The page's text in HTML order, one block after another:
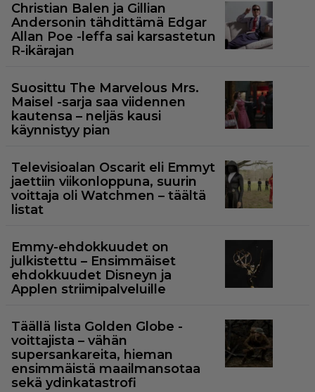
Christian Balen ja Gillian
Andersonin tähdittämä Edgar
Allan Poe -leffa sai karsastetun
R-ikärajan
Suosittu The Marvelous Mrs.
Maisel -sarja saa viidennen
kautensa – neljäs kausi
käynnistyy pian
Televisioalan Oscarit eli Emmyt
jaettiin viikonloppuna, suurin
voittaja oli Watchmen – täältä
listat
Emmy-ehdokkuudet on
julkistettu – Ensimmäiset
ehdokkuudet Disneyn ja
Applen striimipalveluille
Täällä lista Golden Globe -
voittajista – vähän
supersankareita, hieman
ensimmäistä maailmansotaa
sekä ydinkatastrofi